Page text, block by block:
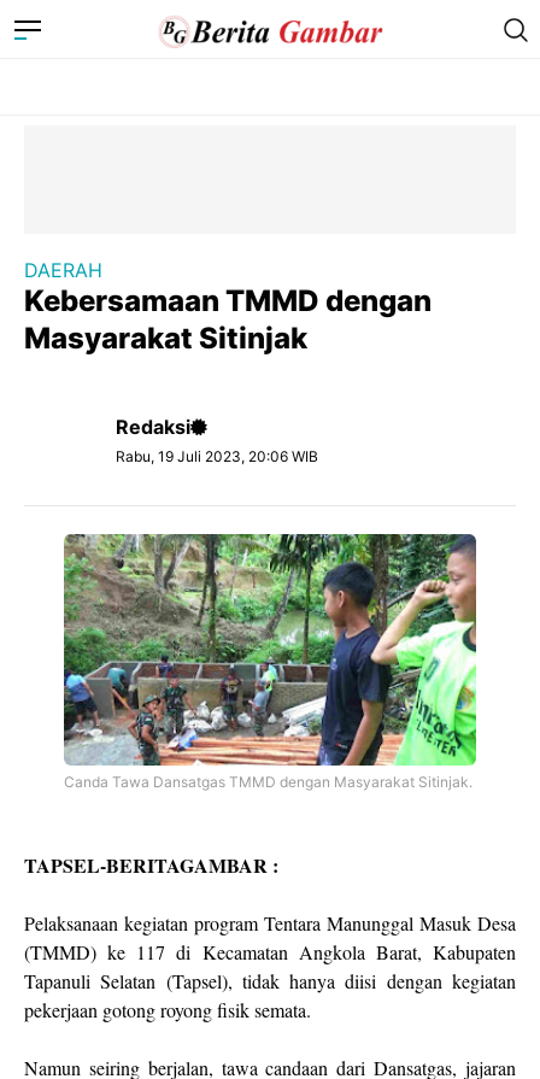
DAERAH
Kebersamaan TMMD dengan
Masyarakat Sitinjak
Redaksi
Rabu, 19 Juli 2023, 20:06 WIB
Canda Tawa Dansatgas TMMD dengan Masyarakat Sitinjak.
TAPSEL-BERITAGAMBAR :
Pelaksanaan kegiatan program Tentara Manunggal Masuk Desa
(TMMD) ke 117 di Kecamatan Angkola Barat, Kabupaten
Tapanuli Selatan (Tapsel), tidak hanya diisi dengan kegiatan
pekerjaan gotong royong fisik semata.
Namun seiring berjalan, tawa candaan dari Dansatgas, jajaran